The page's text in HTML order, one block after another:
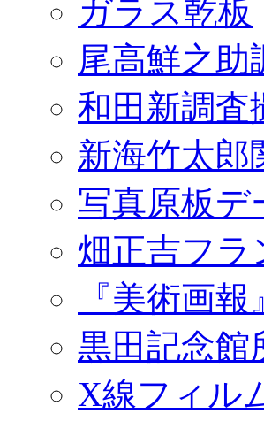
ガラス乾板
尾高鮮之助
和田新調査
新海竹太郎
写真原板デ
畑正吉フラ
『美術画
黒田記念館
X線フィル